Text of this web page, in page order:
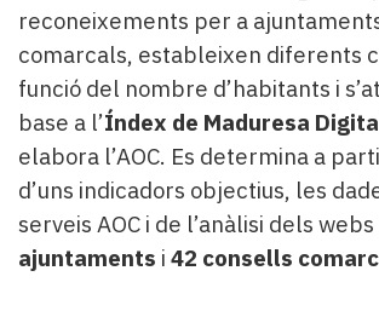
reconeixements per a
comarcals, estableixen diferents
funció del nombre d’habitants i
base a l’Índex de Maduresa
elabora l’AOC. Es determina a
d’uns indicadors objectius, les
serveis AOC i de l’anàlisi dels
ajuntaments i 42 consells